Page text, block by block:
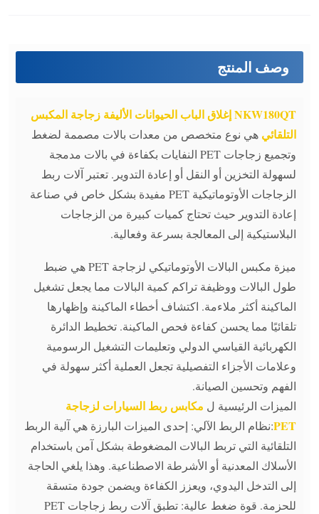
وصف المنتج
NKW180QT إغلاق الباب الحيوانات الأليفة زجاجة المكبس
التلقائي هي نوع متخصص من معدات بالات مصممة لضغط
وتجميع زجاجات PET النفايات بكفاءة في بالات مدمجة
لسهولة التخزين أو النقل أو إعادة التدوير. تعتبر آلات ربط
الزجاجات الأوتوماتيكية PET مفيدة بشكل خاص في صناعة
إعادة التدوير حيث تحتاج كميات كبيرة من الزجاجات
البلاستيكية إلى المعالجة بسرعة وفعالية.
ميزة مكبس البالات الأوتوماتيكي لزجاجة PET هي ضبط
طول البالات ووظيفة تراكم كمية البالات مما يجعل تشغيل
الماكينة أكثر ملاءمة. اكتشاف أخطاء الماكينة وإظهارها
تلقائيًا مما يحسن كفاءة فحص الماكينة. تخطيط الدائرة
الكهربائية القياسي الدولي وتعليمات التشغيل الرسومية
وعلامات الأجزاء التفصيلية تجعل العملية أكثر سهولة في
الفهم وتحسين الصيانة.
الميزات الرئيسية ل مكابس ربط السيارات لزجاجة
PET:نظام الربط الآلي: إحدى الميزات البارزة هي آلية الربط
التلقائية التي تربط البالات المضغوطة بشكل آمن باستخدام
الأسلاك المعدنية أو الأشرطة الاصطناعية. وهذا يلغي الحاجة
إلى التدخل اليدوي، ويعزز الكفاءة ويضمن جودة متسقة
للحزمة. قوة ضغط عالية: تطبق آلات ربط زجاجات PET